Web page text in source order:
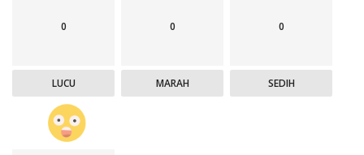
0
LUCU
0
MARAH
0
SEDIH